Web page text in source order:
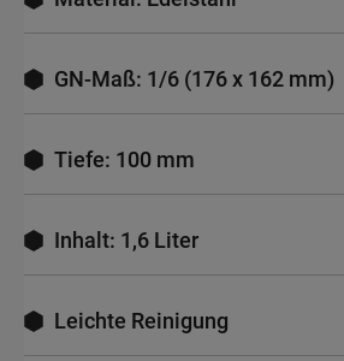
GN-Maß: 1/6 (176 x 162 mm)
Tiefe: 100 mm
Inhalt: 1,6 Liter
Leichte Reinigung